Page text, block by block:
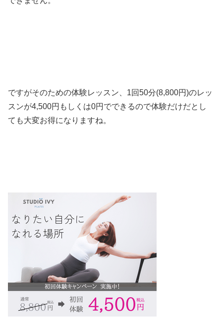
ですがそのための体験レッスン、1回50分(8,800円)のレッ
スンが4,500円もしくは0円でできるので体験だけだとし
ても大変お得になりますね。